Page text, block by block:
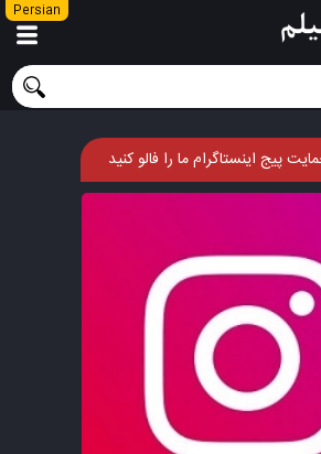
Persian
پیج اینستاگرام ما را فالو کنید